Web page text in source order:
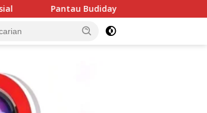
di Genengwaru, Bhabinkamtibmas